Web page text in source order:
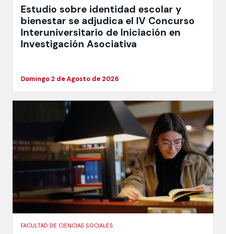
Estudio sobre identidad escolar y
bienestar se adjudica el IV Concurso
Interuniversitario de Iniciación en
Investigación Asociativa
Domingo 2 de Agosto de 2026
FACULTAD DE CIENCIAS SOCIALES